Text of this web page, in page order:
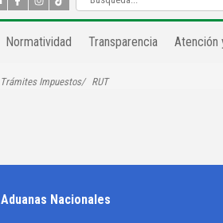
Normatividad Transparencia Atención
Trámites Impuestos RUT
Nacionales